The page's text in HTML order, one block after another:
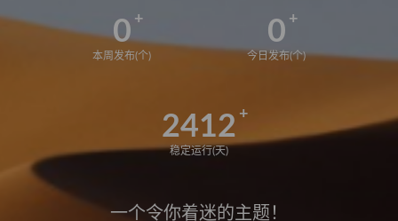
0
本周发布(个)
0
今日发布(个)
2412
稳定运行(天)
一个令你着迷的主题！